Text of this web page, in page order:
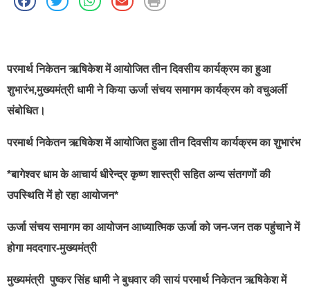
परमार्थ निकेतन ऋषिकेश में आयोजित तीन दिवसीय कार्यक्रम का हुआ
शुभारंभ,मुख्यमंत्री धामी ने किया ऊर्जा संचय समागम कार्यक्रम को वचुअर्ली
संबोधित।
परमार्थ निकेतन ऋषिकेश में आयोजित हुआ तीन दिवसीय कार्यक्रम का शुभारंभ
*बागेश्वर धाम के आचार्य धीरेन्द्र कृष्ण शास्त्री सहित अन्य संतगणों की
उपस्थिति में हो रहा आयोजन*
ऊर्जा संचय समागम का आयोजन आध्यात्मिक ऊर्जा को जन-जन तक पहुंचाने में
होगा मददगार-मुख्यमंत्री
मुख्यमंत्री पुष्कर सिंह धामी ने बुधवार की सायं परमार्थ निकेतन ऋषिकेश में